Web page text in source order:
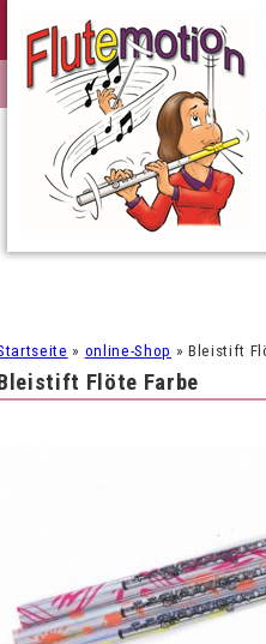
» online-Shop »Bleistift
Flöte Farbe